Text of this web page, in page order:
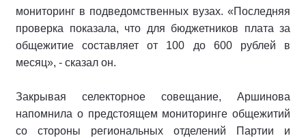
мониторинг в подведомственных вузах. «Последняя
проверка показала, что для бюджетников плата за
общежитие составляет от 100 до 600 рублей в
месяц», - сказал он.
Закрывая селекторное совещание, Аршинова
напомнила о предстоящем мониторинге общежитий
со стороны региональных отделений Партии и